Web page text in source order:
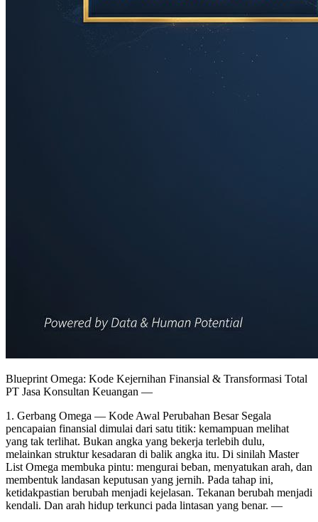
Blueprint Omega: Kode Kejernihan Finansial & Transformasi Total
PT Jasa Konsultan Keuangan —
1. Gerbang Omega — Kode Awal Perubahan Besar Segala
pencapaian finansial dimulai dari satu titik: kemampuan melihat
yang tak terlihat. Bukan angka yang bekerja terlebih dulu,
melainkan struktur kesadaran di balik angka itu. Di sinilah Master
List Omega membuka pintu: mengurai beban, menyatukan arah, dan
membentuk landasan keputusan yang jernih. Pada tahap ini,
ketidakpastian berubah menjadi kejelasan. Tekanan berubah menjadi
kendali. Dan arah hidup terkunci pada lintasan yang benar. —